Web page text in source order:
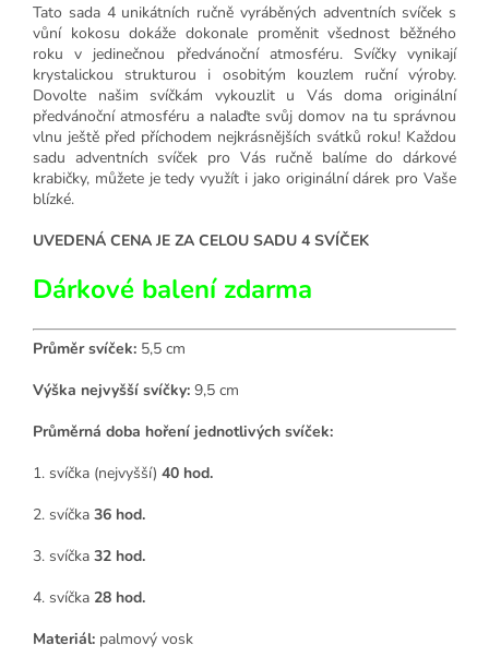
Tato sada 4 unikátních ručně vyráběných adventních svíček s
vůní kokosu dokáže dokonale proměnit všednost běžného
roku v jedinečnou předvánoční atmosféru. Svíčky vynikají
krystalickou strukturou i osobitým kouzlem ruční výroby.
Dovolte našim svíčkám vykouzlit u Vás doma originální
předvánoční atmosféru a nalaďte svůj domov na tu správnou
vlnu ještě před příchodem nejkrásnějších svátků roku! Každou
sadu adventních svíček pro Vás ručně balíme do dárkové
krabičky, můžete je tedy využít i jako originální dárek pro Vaše
blízké.
UVEDENÁ CENA JE ZA CELOU SADU 4 SVÍČEK
Dárkové balení zdarma
Průměr svíček: 5,5 cm
Výška nejvyšší svíčky: 9,5 cm
Průměrná doba hoření jednotlivých svíček:
1. svíčka (nejvyšší) 40 hod.
2. svíčka 36 hod.
3. svíčka 32 hod.
4. svíčka 28 hod.
Materiál: palmový vosk